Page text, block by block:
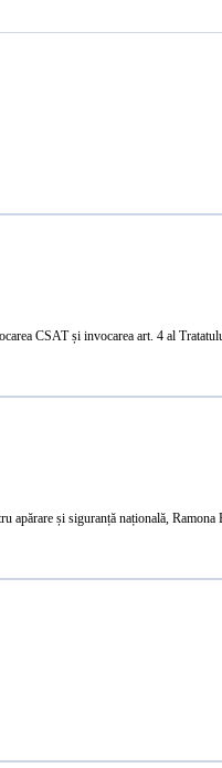
CSAT și invocarea art. 4 al
apărare și siguranță națională,